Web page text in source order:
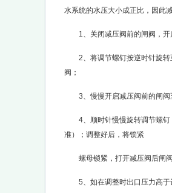
水系统的水压大小成正比，因此
1、关闭减压阀前的闸阀，
2、将调节螺钉按逆时针旋
阀；
3、慢慢开启减压阀前的闸阀
4、顺时针慢慢旋转调节螺
准）；调整好后，将锁紧
螺母锁紧，打开减压阀后闸
5、如在调整时出口压力高